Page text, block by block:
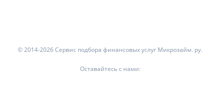
© 2014-2026 Сервис подбора финансовых услуг Микрозайм. ру.
Оставайтесь с нами: